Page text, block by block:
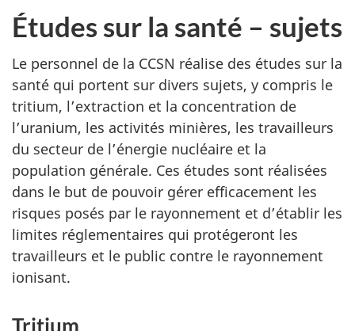
Études sur la santé – sujets
Le personnel de la CCSN réalise des études sur la
santé qui portent sur divers sujets, y compris le
tritium, l’extraction et la concentration de
l’uranium, les activités minières, les travailleurs
du secteur de l’énergie nucléaire et la
population générale. Ces études sont réalisées
dans le but de pouvoir gérer efficacement les
risques posés par le rayonnement et d’établir les
limites réglementaires qui protégeront les
travailleurs et le public contre le rayonnement
ionisant.
Tritium